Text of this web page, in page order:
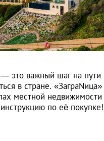
это важный шаг на пути
в стране. «ЗаграNица»
местной
по её покупке!